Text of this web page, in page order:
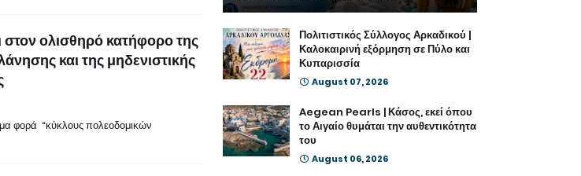
ολισθηρό κατήφορο της
και της μηδενιστικής
φορά “κύκλους πολεοδομικών
Πολιτιστικός Σύλλογος Αρκαδικού |
Καλοκαιρινή εξόρμηση σε Πύλο και
Κυπαρισσία
August 07, 2026
Aegean Pearls | Κάσος, εκεί όπου
το Αιγαίο θυμάται την αυθεντικότητα
του
August 06, 2026